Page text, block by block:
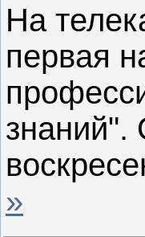
На
первая
знаний".
»